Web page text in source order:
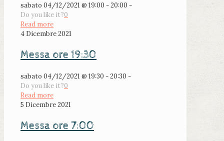
sabato 04/12/2021 @ 19:00 - 20:00 -
Do you like it?0
Read more
4 Dicembre 2021
Messa ore 19:30
sabato 04/12/2021 @ 19:30 - 20:30 -
Do you like it?0
Read more
5 Dicembre 2021
Messa ore 7:00